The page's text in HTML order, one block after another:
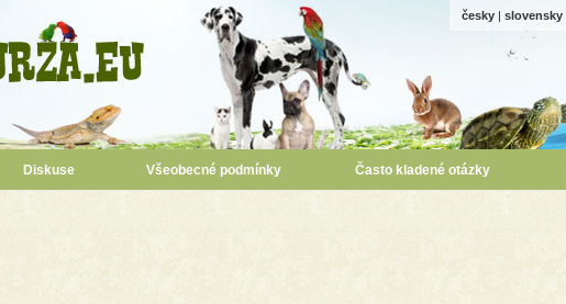
česky | slovensky
Diskuse Všeobecné podmínky Často kladené otázky